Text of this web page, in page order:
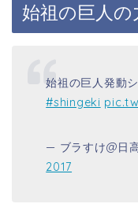
始祖の巨人の
始祖の巨人発動
#shingeki
— ブラすけ@日
2017